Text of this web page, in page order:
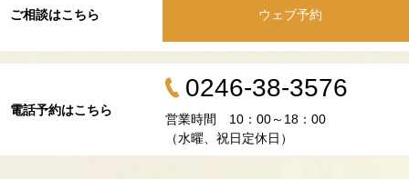
ご相談はこちら ウェブ予約
電話予約はこちら
0246-38-3576
営業時間 10：00～18：00
（水曜、祝日定休日）